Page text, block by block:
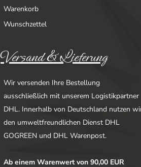
Warenkorb
Wunschzettel
Versand & Lieferung
Wir versenden Ihre Bestellung
ausschließlich mit unserem Logistikpartner
DHL. Innerhalb von Deutschland nutzen
den umweltfreundlichen Dienst DHL
GOGREEN und DHL Warenpost.
Ab einem Warenwert von 90,00 EUR